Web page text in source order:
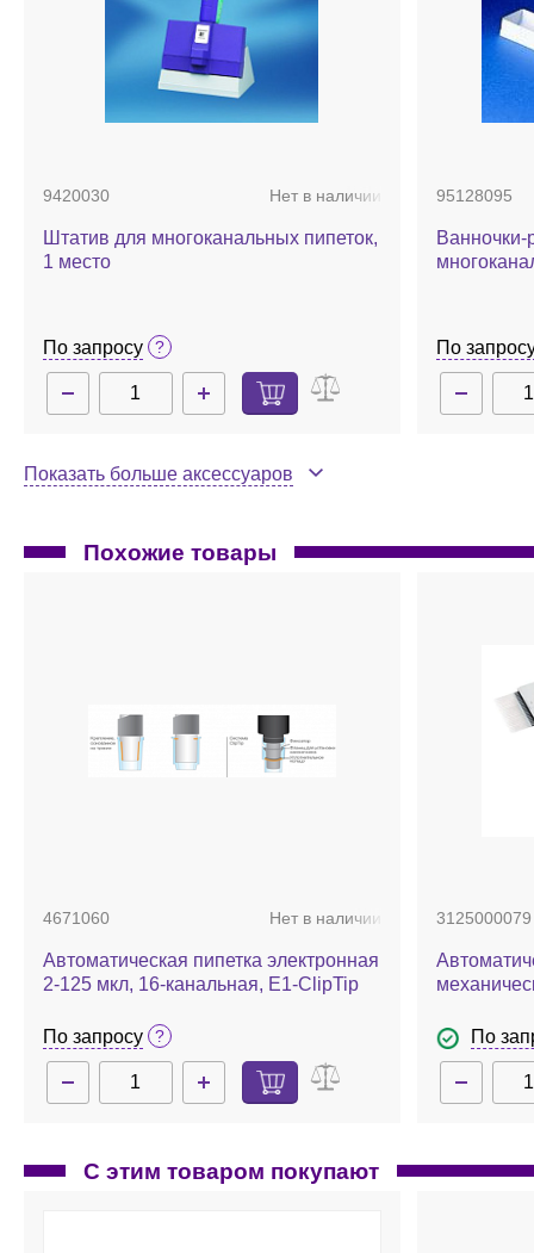
Research Plus 5-100 мкл 16-канальная:
объем, мкл — 5-100;
точность, % — 10 мкл ±3 / 50 мкл ±1,2 / 100 мкл ±1;
воспроизводимость, CV % — 10 мкл ±2 / 50 мкл ±1
9420030 Нет в наличии
Штатив для многоканальных пипеток,
1 место
По запросу
95128095
По
Показать больше аксессуаров
Похожие товары
4671060 Нет в наличии
Автоматическая пипетка электронная
2-125 мкл, 16-канальная, E1-ClipTip
По запросу
3125000079
По
С этим товаром покупают